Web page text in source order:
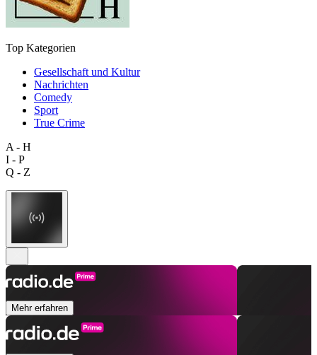
Top Kategorien
Gesellschaft und Kultur
Nachrichten
Comedy
Sport
True Crime
A - H
I - P
Q - Z
Mehr erfahren